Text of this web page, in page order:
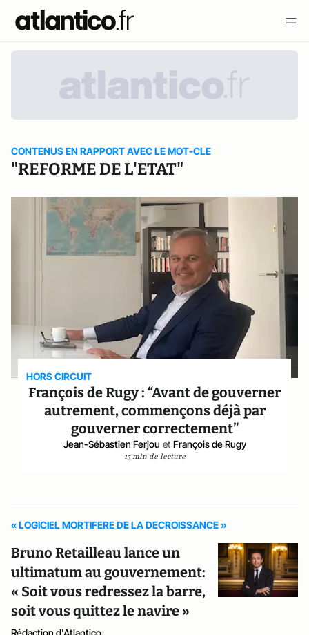
CONTENUS EN RAPPORT AVEC LE MOT-CLE
"REFORME DE L'ETAT"
HORS CIRCUIT
François de Rugy : “Avant de gouverner
autrement, commençons déjà par
gouverner correctement”
Jean-Sébastien Ferjou et François de Rugy
15 min de lecture
« LOGICIEL MORTIFERE DE LA DECROISSANCE »
Bruno Retailleau lance un
ultimatum au gouvernement:
« Soit vous redressez la barre,
soit vous quittez le navire »
Rédaction d'Atlantico